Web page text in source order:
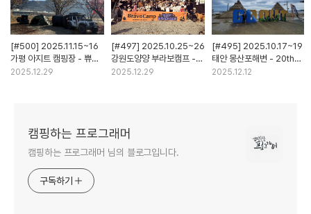
[#500] 2025.11.15~16
가평 아지트 캠핑장 - 쀼
캠핑
2025.12.29
[#497] 2025.10.25~26
강원도양양 부라보캠프 -
할로윈캠핑
2025.12.29
[#495] 2025.10.17~19
태안 몽산포해변 - 20th
GOOUT
2025.12.12
캠핑하는 프로그래머
캠핑하는 프로그래머 님의 블로그입니다.
구독하기